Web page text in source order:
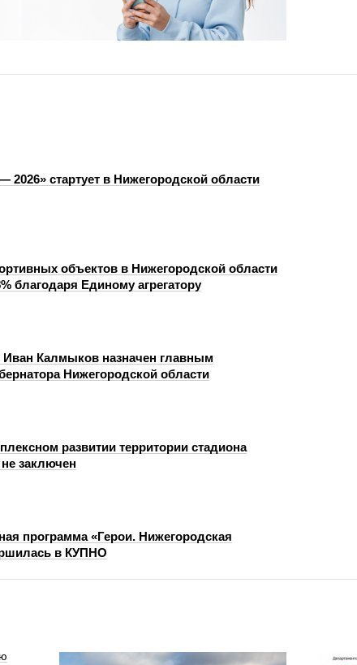
2026» стартует в Нижегородской области
объектов в Нижегородской области
благодаря Единому агрегатору
Калмыков назначен главным
Нижегородской области
развитии территории стадиона
заключен
программа «Герои. Нижегородская
в КУПНО